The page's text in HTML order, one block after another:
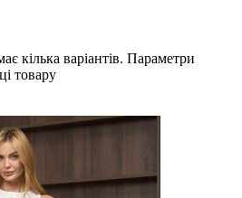
кілька варіантів. Параметри
товару